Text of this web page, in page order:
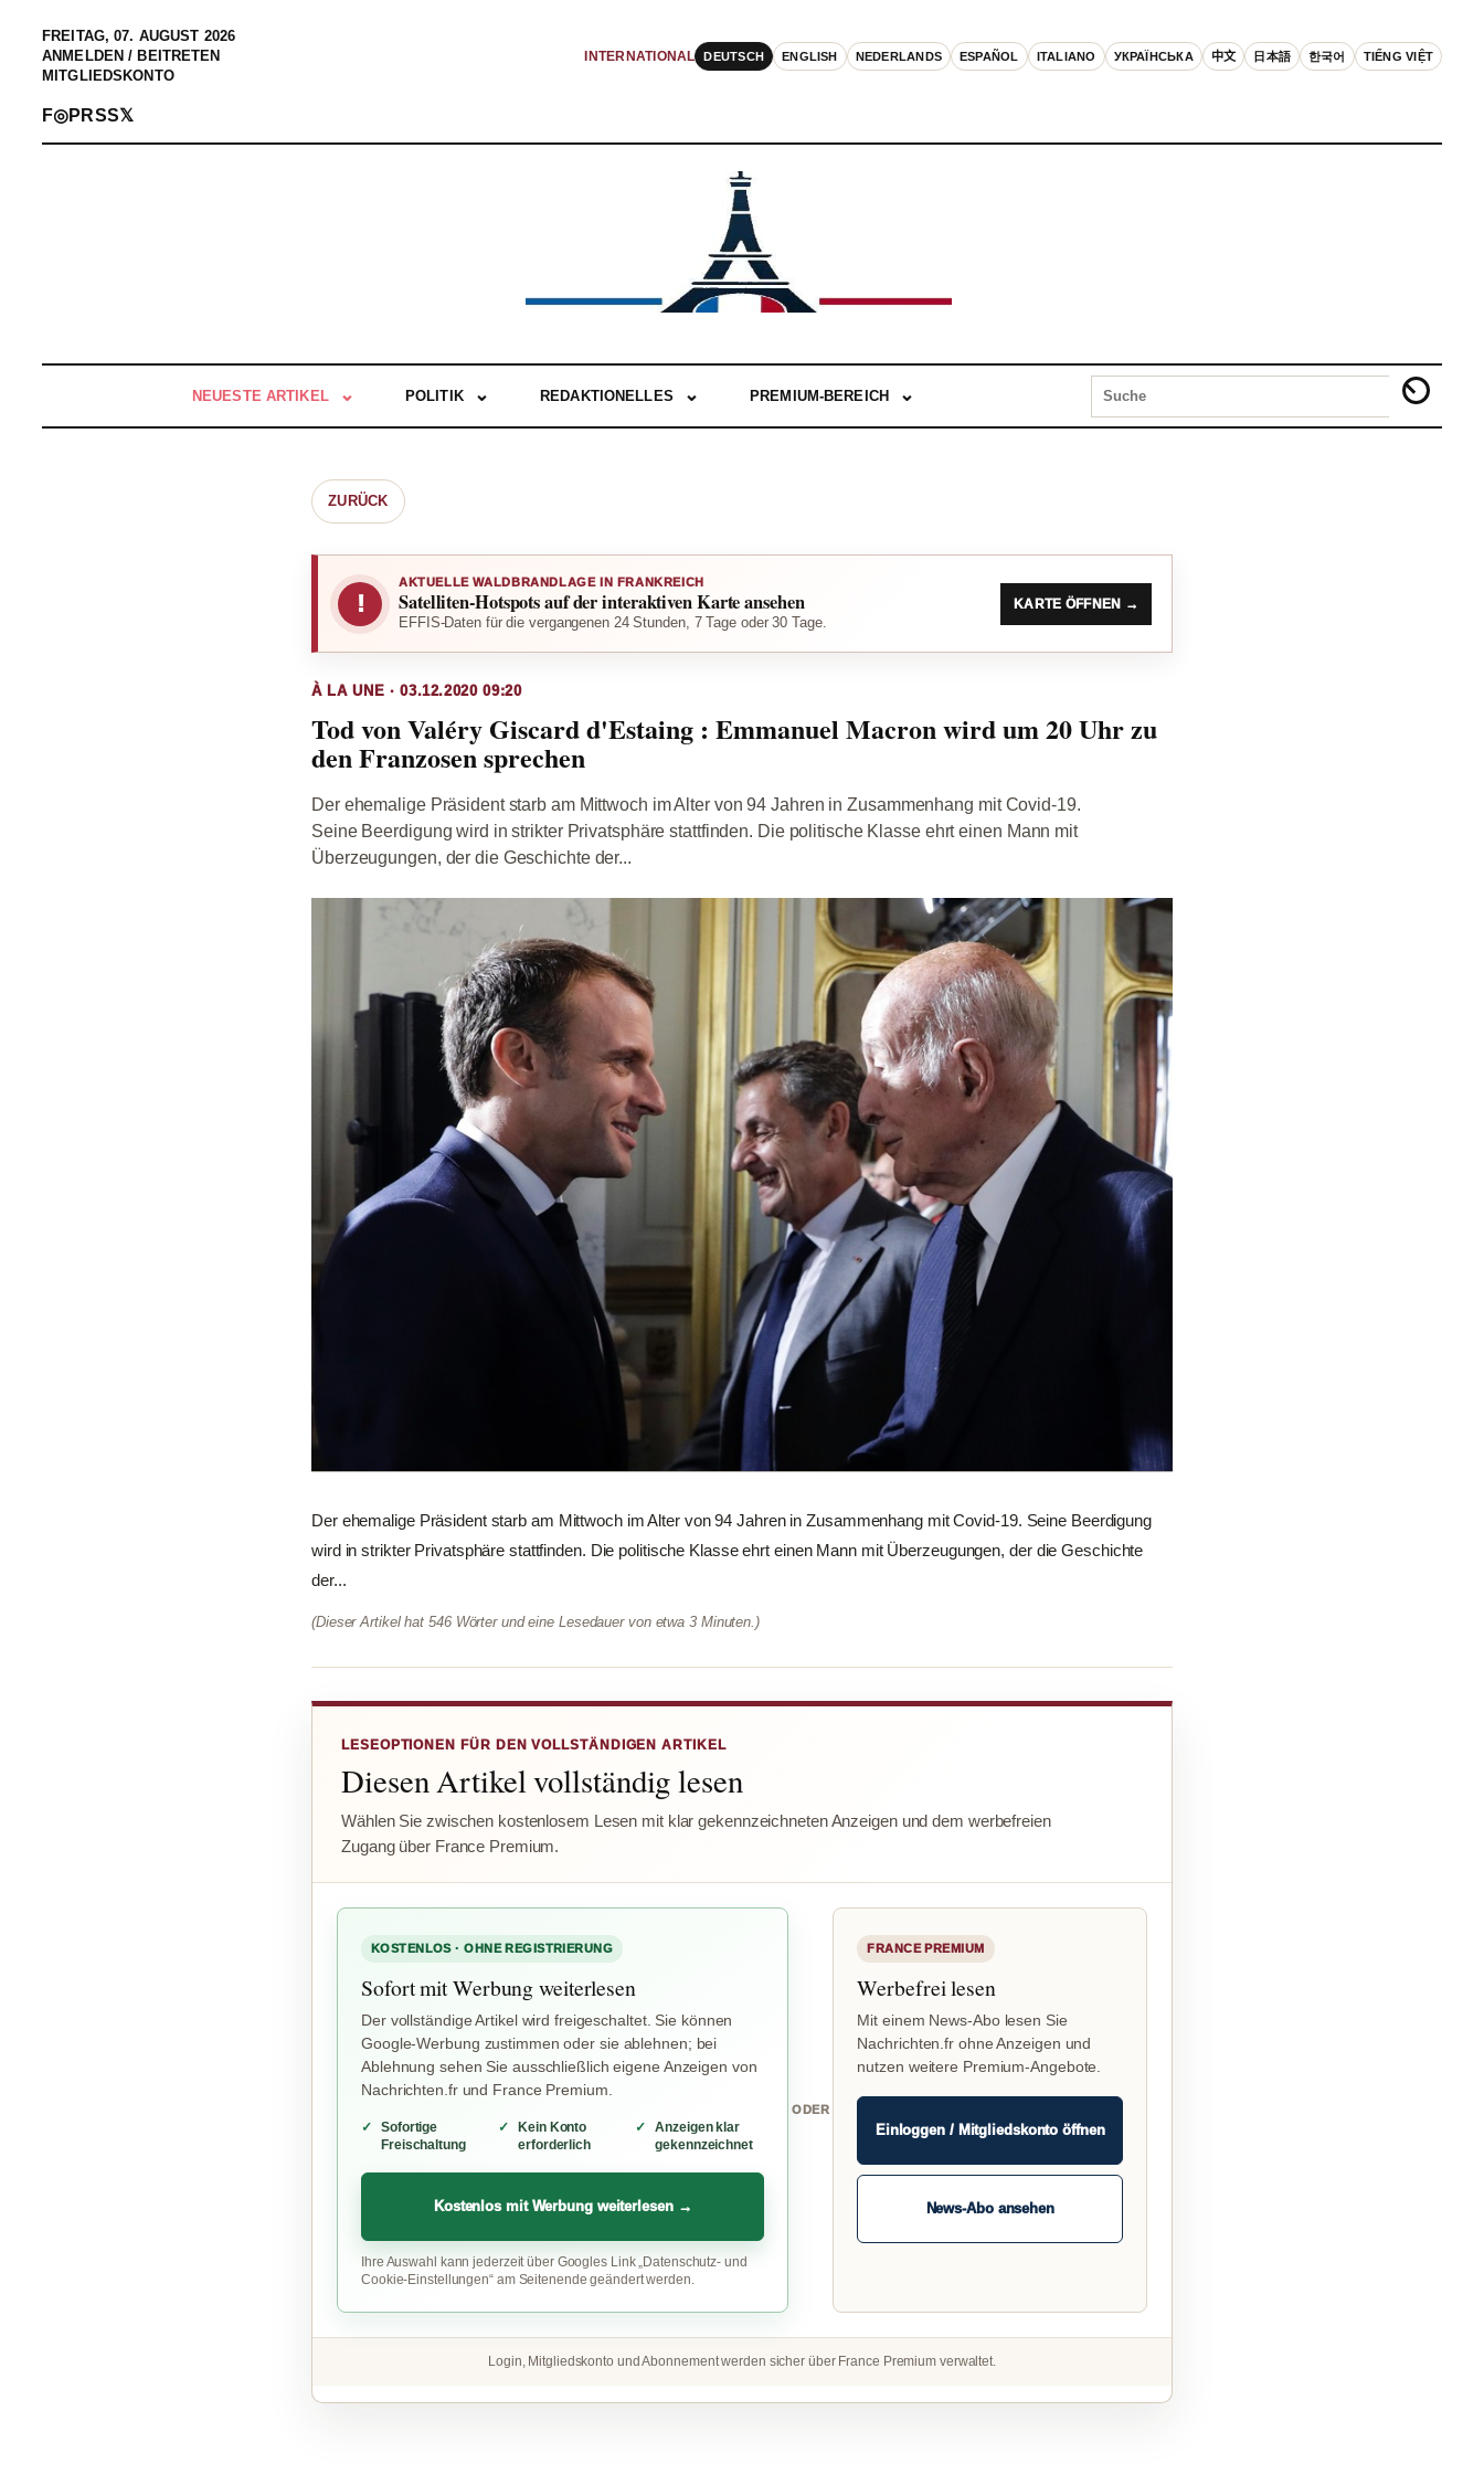
FREITAG, 07. AUGUST 2026
ANMELDEN / BEITRETEN
MITGLIEDSKONTO
INTERNATIONAL DEUTSCH ENGLISH NEDERLANDS ESPAÑOL ITALIANO УКРАЇНСЬКА 中文 日本語 한국어 TIẾNG VIỆT
F◎PRSS𝕏
NEUESTE ARTIKEL POLITIK REDAKTIONELLES PREMIUM-BEREICH
ZURÜCK
!
AKTUELLE WALDBRANDLAGE IN FRANKREICH
Satelliten-Hotspots auf der interaktiven Karte ansehen
EFFIS-Daten für die vergangenen 24 Stunden, 7 Tage oder 30 Tage.
KARTE ÖFFNEN →
À LA UNE · 03.12.2020 09:20
Tod von Valéry Giscard d'Estaing : Emmanuel Macron wird um 20 Uhr zu
den Franzosen sprechen
Der ehemalige Präsident starb am Mittwoch im Alter von 94 Jahren in Zusammenhang mit Covid-19.
Seine Beerdigung wird in strikter Privatsphäre stattfinden. Die politische Klasse ehrt einen Mann mit
Überzeugungen, der die Geschichte der...
Der ehemalige Präsident starb am Mittwoch im Alter von 94 Jahren in Zusammenhang mit Covid-19. Seine Beerdigung
wird in strikter Privatsphäre stattfinden. Die politische Klasse ehrt einen Mann mit Überzeugungen, der die Geschichte
der...
(Dieser Artikel hat 546 Wörter und eine Lesedauer von etwa 3 Minuten.)
LESEOPTIONEN FÜR DEN VOLLSTÄNDIGEN ARTIKEL
Diesen Artikel vollständig lesen
Wählen Sie zwischen kostenlosem Lesen mit klar gekennzeichneten Anzeigen und dem werbefreien
Zugang über France Premium.
KOSTENLOS · OHNE REGISTRIERUNG
Sofort mit Werbung weiterlesen
Der vollständige Artikel wird freigeschaltet. Sie können
Google-Werbung zustimmen oder sie ablehnen; bei
Ablehnung sehen Sie ausschließlich eigene Anzeigen von
Nachrichten.fr und France Premium.
Sofortige
Freischaltung
Kein Konto
erforderlich
Anzeigen klar
gekennzeichnet
Kostenlos mit Werbung weiterlesen →
Ihre Auswahl kann jederzeit über Googles Link „Datenschutz- und
Cookie-Einstellungen“ am Seitenende geändert werden.
ODER
FRANCE PREMIUM
Werbefrei lesen
Mit einem News-Abo lesen Sie
Nachrichten.fr ohne Anzeigen und
nutzen weitere Premium-Angebote.
Einloggen / Mitgliedskonto öffnen
News-Abo ansehen
Login, Mitgliedskonto und Abonnement werden sicher über France Premium verwaltet.